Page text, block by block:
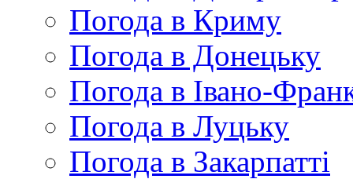
Погода в Криму
Погода в Донецьку
Погода в Івано-
Погода в Луцьку
Погода в Закарпатті